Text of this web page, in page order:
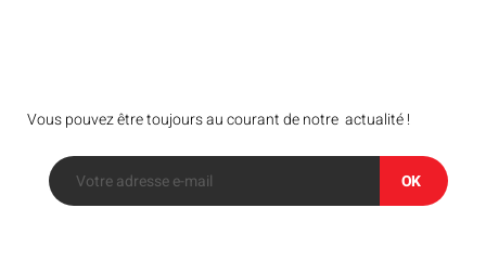
Vous pouvez être toujours au courant de notre actualité !
OK